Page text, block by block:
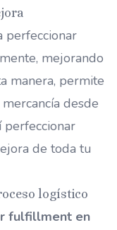
perfeccionar
mejorando
manera, permite
desde
perfeccionar
de toda tu
logístico
fulfillment en